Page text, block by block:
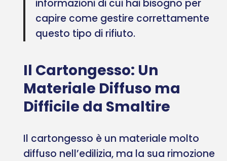
informazioni di cui hai bisogno per
capire come gestire correttamente
questo tipo di rifiuto.
Il Cartongesso: Un
Materiale Diffuso ma
Difficile da Smaltire
Il cartongesso è un materiale molto
diffuso nell’edilizia, ma la sua rimozione